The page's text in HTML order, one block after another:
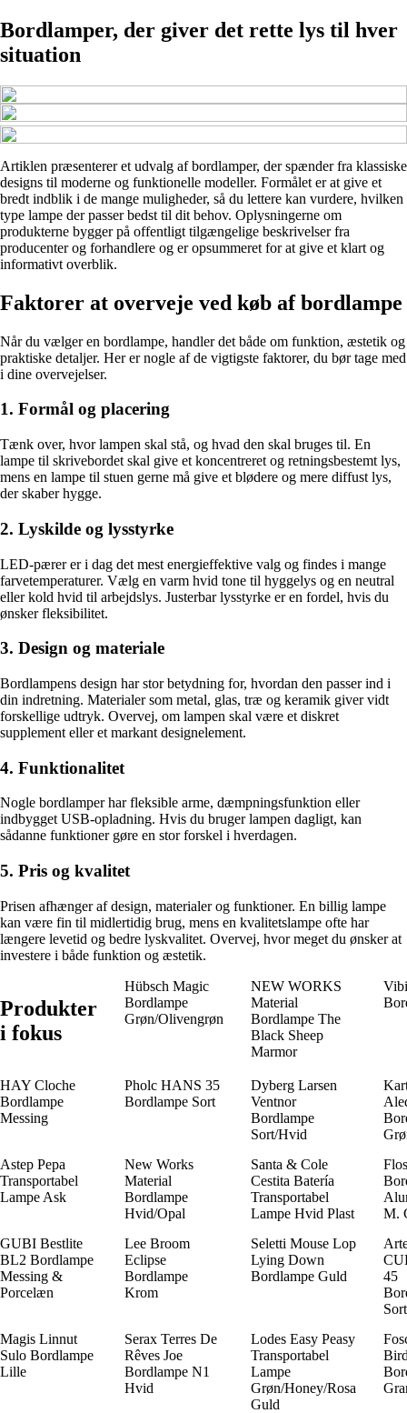
Bordlamper, der giver det rette lys til hver
situation
Artiklen præsenterer et udvalg af bordlamper, der spænder fra klassiske
designs til moderne og funktionelle modeller. Formålet er at give et
bredt indblik i de mange muligheder, så du lettere kan vurdere, hvilken
type lampe der passer bedst til dit behov. Oplysningerne om
produkterne bygger på offentligt tilgængelige beskrivelser fra
producenter og forhandlere og er opsummeret for at give et klart og
informativt overblik.
Faktorer at overveje ved køb af bordlampe
Når du vælger en bordlampe, handler det både om funktion, æstetik og
praktiske detaljer. Her er nogle af de vigtigste faktorer, du bør tage med
i dine overvejelser.
1. Formål og placering
Tænk over, hvor lampen skal stå, og hvad den skal bruges til. En
lampe til skrivebordet skal give et koncentreret og retningsbestemt lys,
mens en lampe til stuen gerne må give et blødere og mere diffust lys,
der skaber hygge.
2. Lyskilde og lysstyrke
LED-pærer er i dag det mest energieffektive valg og findes i mange
farvetemperaturer. Vælg en varm hvid tone til hyggelys og en neutral
eller kold hvid til arbejdslys. Justerbar lysstyrke er en fordel, hvis du
ønsker fleksibilitet.
3. Design og materiale
Bordlampens design har stor betydning for, hvordan den passer ind i
din indretning. Materialer som metal, glas, træ og keramik giver vidt
forskellige udtryk. Overvej, om lampen skal være et diskret
supplement eller et markant designelement.
4. Funktionalitet
Nogle bordlamper har fleksible arme, dæmpningsfunktion eller
indbygget USB-opladning. Hvis du bruger lampen dagligt, kan
sådanne funktioner gøre en stor forskel i hverdagen.
5. Pris og kvalitet
Prisen afhænger af design, materialer og funktioner. En billig lampe
kan være fin til midlertidig brug, mens en kvalitetslampe ofte har
længere levetid og bedre lyskvalitet. Overvej, hvor meget du ønsker at
investere i både funktion og æstetik.
Produkter
i fokus
Hübsch Magic
Bordlampe
Grøn/Olivengrøn
NEW WORKS
Material
Bordlampe The
Black Sheep
Marmor
HAY Cloche
Bordlampe
Messing
Pholc HANS 35
Bordlampe Sort
Dyberg Larsen
Ventnor
Bordlampe
Sort/Hvid
Astep Pepa
Transportabel
Lampe Ask
New Works
Material
Bordlampe
Hvid/Opal
Santa & Cole
Cestita Batería
Transportabel
Lampe Hvid Plast
M.
GUBI Bestlite
BL2 Bordlampe
Messing &
Porcelæn
Lee Broom
Eclipse
Bordlampe
Krom
Seletti Mouse Lop
Lying Down
Bordlampe Guld
45
Magis Linnut
Sulo Bordlampe
Lille
Serax Terres De
Rêves Joe
Bordlampe N1
Hvid
Lodes Easy Peasy
Transportabel
Lampe
Grøn/Honey/Rosa
Guld